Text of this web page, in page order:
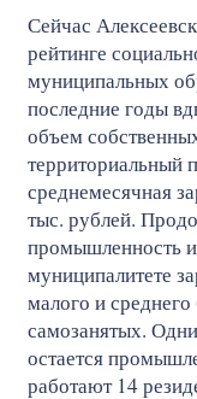
Сейчас
рейтинге
муниципальных
последние годы
объем
территориальный
среднемесячная
тыс. рублей.
промышленность
муниципалитете
малого и
самозанятых.
остается
работают 14